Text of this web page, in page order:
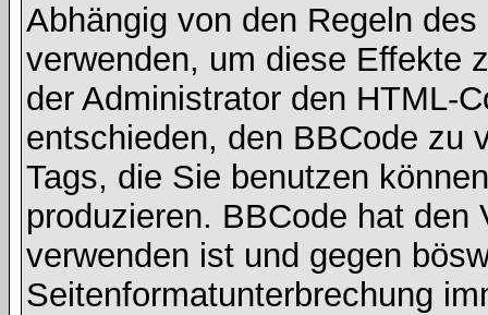
Abhängig von den Regeln
verwenden, um diese Effekte
der Administrator den HTML-
entschieden, den BBCode zu
Tags, die Sie benutzen
produzieren. BBCode hat
verwenden ist und gegen
Seitenformatunterbrechung